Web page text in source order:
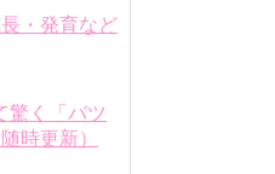
・発育など
驚く「バツ
時更新）